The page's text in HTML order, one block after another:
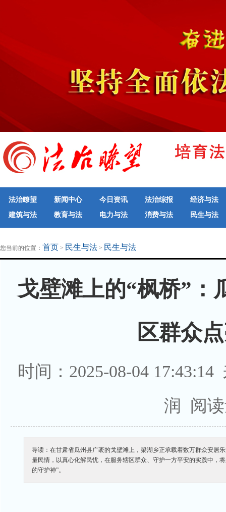
法治瞭望 新闻中心 今日资讯 法治综报
经济与法
建筑与法
教育与法 电力与法 消费与法
民生与法
地方法治联播
律师律所
您当前的位置： 首页 > 民生与法 > 民生与法
戈壁滩上的“枫桥”：
区群众
时间：2025-08-04 17:43:14
润 阅
导读：在甘肃省瓜州县广袤的戈壁滩上，梁湖乡正承载着数万群众安居
量民情，以真心化解民忧，在服务辖区群众、守护一方平安的实践中，
的守护神”。